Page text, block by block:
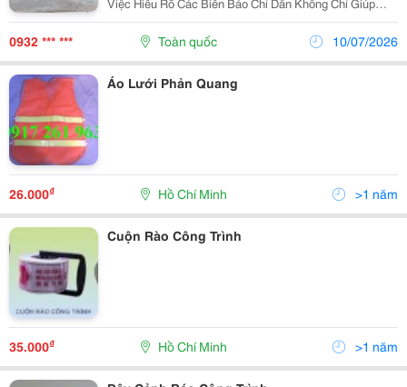
Bạn Tránh Vi Phạm Luật Mà Còn Thể Hiện Văn Hóa Giao
Thông Văn Minh. Trong Đó, Biển Báo Bệnh Viện (Ký...
0932 *** *** Toàn quốc 10/07/2026
Áo Lưới Phản Quang
26.000₫ Hồ Chí Minh >1 năm
Cuộn Rào Công Trình
35.000₫ Hồ Chí Minh >1 năm